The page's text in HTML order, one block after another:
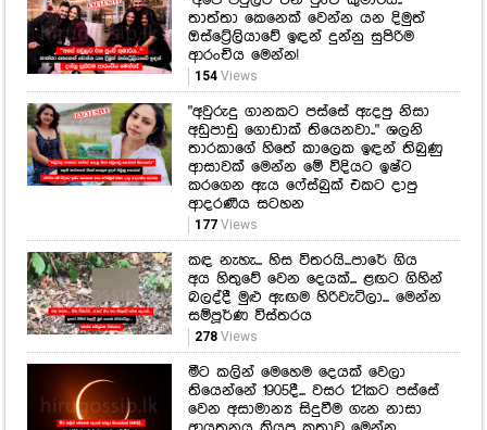
තාත්තා කෙනෙක් වෙන්න යන දිමුත්
ඔස්ට්‍රේලියාවේ ඉඳන් දුන්නු සුපිරිම
ආරංචිය මෙන්න!
154Views
"අවුරුදු ගානකට පස්සේ ඇදපු නිසා
අඩුපාඩු ගොඩාක් තියෙනවා.." ශලනි
තාරකාගේ හිතේ කාලෙක ඉඳන් තිබුණු
ආසාවක් මෙන්න මේ විදියට ඉෂ්ට
කරගෙන ඇය ෆේස්බුක් එකට දාපු
ආදරණීය සටහන
177Views
කඳ නැහැ... හිස විතරයි...පාරේ ගිය
අය හිතුවේ වෙන දෙයක්... ළඟට ගිහින්
බලද්දී මුළු ඇඟම හිරිවැටිලා... මෙන්න
සම්පූර්ණ විස්තරය
278Views
මීට කලින් මෙහෙම දෙයක් වෙලා
තියෙන්නේ 1905දී... වසර 121කට පස්සේ
වෙන අසාමාන්‍ය සිදුවීම ගැන නාසා